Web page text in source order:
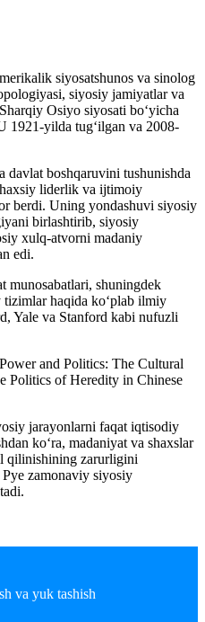
siyosatshunos va sinolog
siyosiy jamiyatlar va
Osiyo siyosati bo‘yicha
1921-yilda tug‘ilgan va 2008-
davlat boshqaruvini tushunishda
liderlik va ijtimoiy
berdi. Uning yondashuvi siyosiy
birlashtirib, siyosiy
xulq-atvorni madaniy
edi.
munosabatlari, shuningdek
haqida ko‘plab ilmiy
Yale va Stanford kabi nufuzli
and Politics: The Cultural
Politics of Heredity in Chinese
jarayonlarni faqat iqtisodiy
ko‘ra, madaniyat va shaxslar
qilinishining zarurligini
zamonaviy siyosiy
va yuk tashish